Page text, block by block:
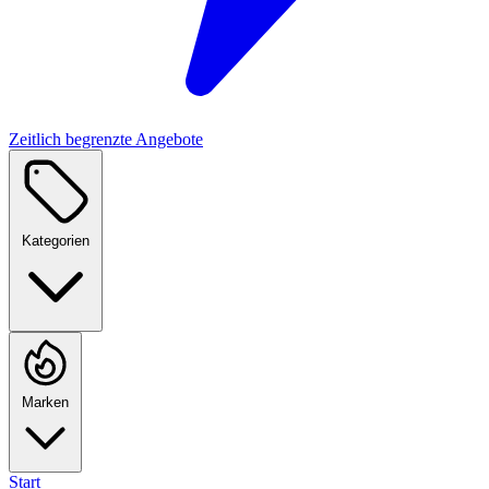
Zeitlich begrenzte Angebote
Kategorien
Marken
Start